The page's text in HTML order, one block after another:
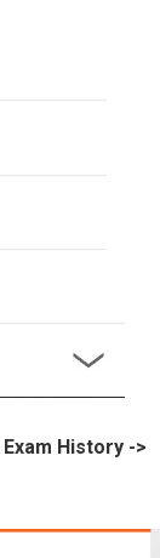
Exam History ->